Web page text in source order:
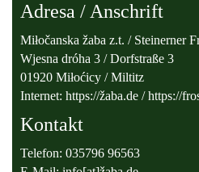
Adresa / Anschrift
Miłočanska žaba z.t. / Steinerner
Wjesna dróha 3 / Dorfstraße 3
01920 Miłoćicy / Miltitz
Internet: https://žaba.de / https://
Kontakt
Telefon: 035796 96563